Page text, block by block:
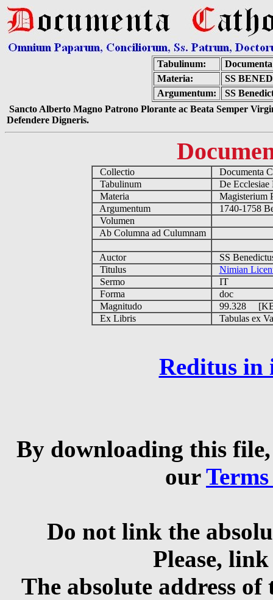
Tabulinum:
Materia:
SS
Argumentum:
SS
Sancto Alberto Magno Patrono Plorante ac Beata Semper
Defendere Digneris.
Collectio
Documenta
Tabulinum
De
Materia
Magisterium
Argumentum
1740-1758
Volumen
Ab Columna ad Culumnam
Auctor
SS
Titulus
Nimian
Sermo
IT
Forma
doc
Magnitudo
99.328
Ex Libris
Tabulas ex
Reditus in
By downloading this
our
Do not link the
Please,
The absolute address